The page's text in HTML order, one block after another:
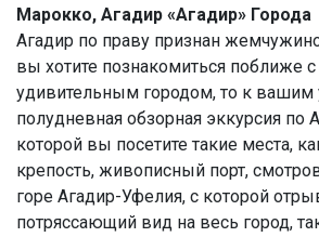
Марокко, Агадир «Агадир» Города
Агадир по праву признан
вы хотите познакомиться поближе
удивительным городом, то к вашим
полудневная обзорная эккурсия по
которой вы посетите такие места,
крепость, живописный порт,
горе Агадир-Уфелия, с которой
потряссающий вид на весь город,